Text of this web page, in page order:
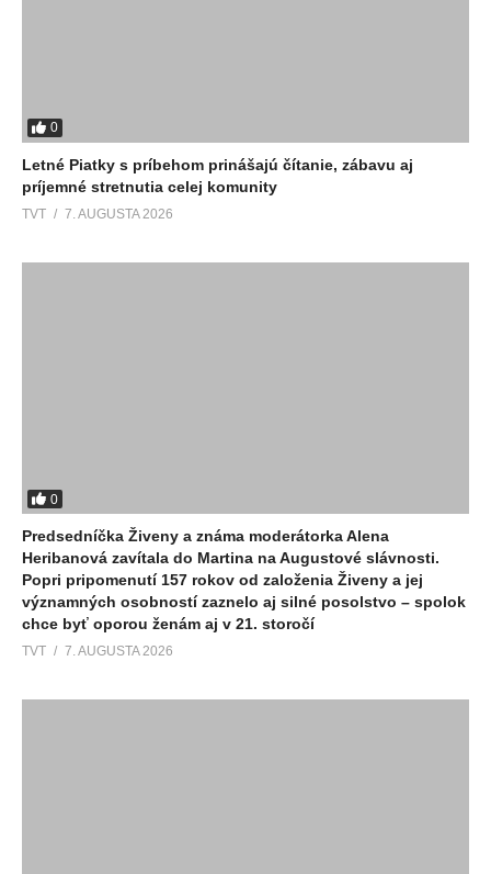
0
Letné Piatky s príbehom prinášajú čítanie, zábavu aj
príjemné stretnutia celej komunity
TVT 7. AUGUSTA 2026
0
Predsedníčka Živeny a známa moderátorka Alena
Heribanová zavítala do Martina na Augustové slávnosti.
Popri pripomenutí 157 rokov od založenia Živeny a jej
významných osobností zaznelo aj silné posolstvo – spolok
chce byť oporou ženám aj v 21. storočí
TVT 7. AUGUSTA 2026